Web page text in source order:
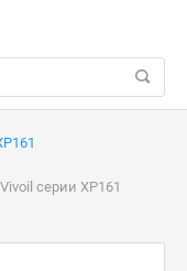
серии XP161